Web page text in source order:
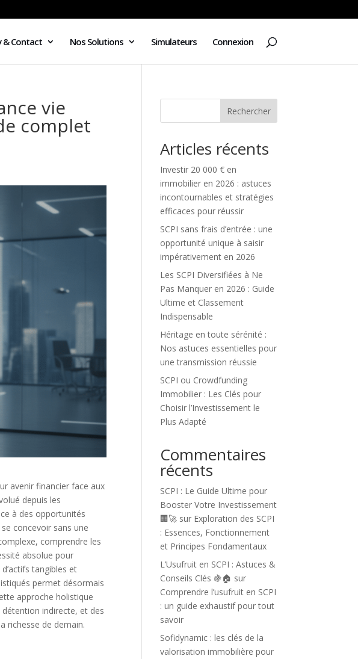
& Contact Nos Solutions Simulateurs Connexion
vie
complet
avenir financier face aux
depuis les
à des opportunités
concevoir sans une
comprendre les
absolue pour
tangibles et
permet désormais
approche holistique
indirecte, et des
richesse de demain.
Rechercher
Articles récents
Investir 20 000 € en
immobilier en 2026 : astuces
incontournables et stratégies
efficaces pour réussir
SCPI sans frais d’entrée : une
opportunité unique à saisir
impérativement en 2026
Les SCPI Diversifiées à Ne
Pas Manquer en 2026 : Guide
Ultime et Classement
Indispensable
Héritage en toute sérénité :
Nos astuces essentielles pour
une transmission réussie
SCPI ou Crowdfunding
Immobilier : Les Clés pour
Choisir l’Investissement le
Plus Adapté
Commentaires
récents
SCPI : Le Guide Ultime pour
Booster Votre Investissement
🏢🚀 sur Exploration des SCPI
: Essences, Fonctionnement
et Principes Fondamentaux
L’Usufruit en SCPI : Astuces &
Conseils Clés 🍇🏠 sur
Comprendre l’usufruit en SCPI
: un guide exhaustif pour tout
savoir
Sofidynamic : les clés de la
valorisation immobilière pour